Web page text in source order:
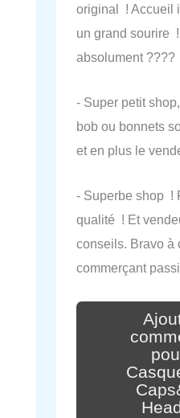
original ! Accueil
un grand sourire
absolument ????
- Super petit
bob ou bonnets
et en plus le
- Superbe shop !
qualité ! Et
conseils. Bravo à
commerçant